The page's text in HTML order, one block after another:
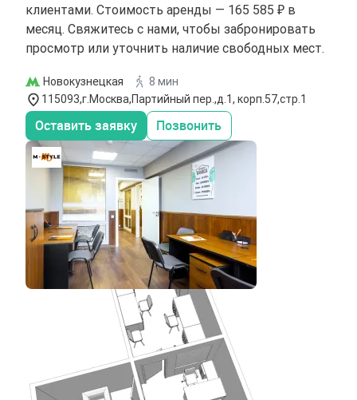
клиентами. Стоимость аренды — 165 585 ₽ в
месяц. Свяжитесь с нами, чтобы забронировать
просмотр или уточнить наличие свободных мест.
Новокузнецкая
8 мин
115093,г.Москва,Партийный пер.,д.1, корп.57,стр.1
Оставить заявку Позвонить